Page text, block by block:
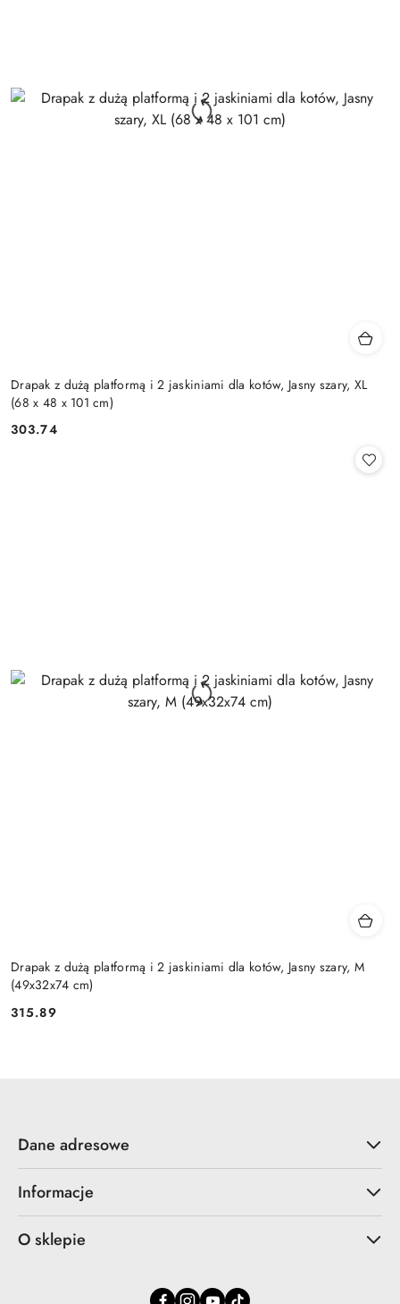
Drapak z dużą platformą i 2 jaskiniami dla kotów, Jasny szary, XL
(68 x 48 x 101 cm)
Cena:
303.74
Drapak z dużą platformą i 2 jaskiniami dla kotów, Jasny szary, M
(49x32x74 cm)
Cena:
315.89
Dane adresowe
Informacje
O sklepie